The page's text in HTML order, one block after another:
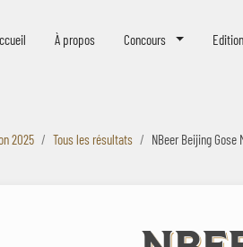
À propos Concours
2025 Tous les résultats NBeer Beijing Gose